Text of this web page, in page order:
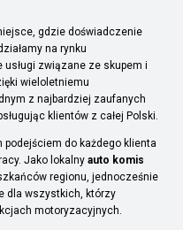
gdzie doświadczenie
na rynku
związane ze skupem i
wieloletniemu
z najbardziej zaufanych
klientów z całej Polski.
podejściem do każdego klienta
Jako lokalny auto komis
regionu, jednocześnie
dla wszystkich, którzy
motoryzacyjnych.